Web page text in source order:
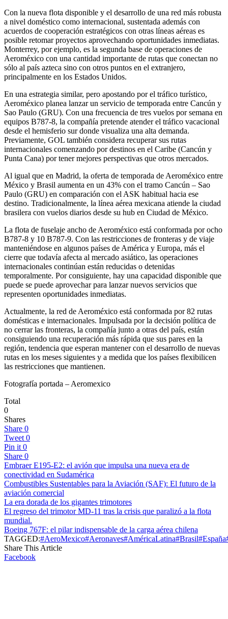
Con la nueva flota disponible y el desarrollo de una red más robusta
a nivel doméstico como internacional, sustentada además con
acuerdos de cooperación estratégicos con otras líneas aéreas es
posible retomar proyectos aprovechando oportunidades inmediatas.
Monterrey, por ejemplo, es la segunda base de operaciones de
Aeroméxico con una cantidad importante de rutas que conectan no
sólo al país azteca sino con otros puntos en el extranjero,
principalmente en los Estados Unidos.
En una estrategia similar, pero apostando por el tráfico turístico,
Aeroméxico planea lanzar un servicio de temporada entre Cancún y
Sao Paulo (GRU). Con una frecuencia de tres vuelos por semana en
equipos B787-8, la compañía pretende atender el tráfico vacacional
desde el hemisferio sur donde visualiza una alta demanda.
Previamente, GOL también considera recuperar sus rutas
internacionales comenzando por destinos en el Caribe (Cancún y
Punta Cana) por tener mejores perspectivas que otros mercados.
Al igual que en Madrid, la oferta de temporada de Aeroméxico entre
México y Brasil aumenta en un 43% con el tramo Cancún – Sao
Paulo (GRU) en comparación con el ASK habitual hacia ese
destino. Tradicionalmente, la línea aérea mexicana atiende la ciudad
brasilera con vuelos diarios desde su hub en Ciudad de México.
La flota de fuselaje ancho de Aeroméxico está conformada por ocho
B787-8 y 10 B787-9. Con las restricciones de fronteras y de viaje
manteniéndose en algunos países de América y Europa, más el
cierre que todavía afecta al mercado asiático, las operaciones
internacionales continúan están reducidas o detenidas
temporalmente. Por consiguiente, hay una capacidad disponible que
puede se puede aprovechar para lanzar nuevos servicios que
representen oportunidades inmediatas.
Actualmente, la red de Aeroméxico está conformada por 82 rutas
domésticas e internacionales. Impulsada por la decisión política de
no cerrar las fronteras, la compañía junto a otras del país, están
consiguiendo una recuperación más rápida que sus pares en la
región, tendencia que esperan mantener con el desarrollo de nuevas
rutas en los meses siguientes y a medida que los países flexibilicen
las restricciones que mantienen.
Fotografía portada – Aeromexico
Total
0
Shares
Share 0
Tweet 0
Pin it 0
Share 0
Embraer E195-E2: el avión que impulsa una nueva era de
conectividad en Sudamérica
Combustibles Sustentables para la Aviación (SAF): El futuro de la
aviación comercial
La era dorada de los gigantes trimotores
El regreso del trimotor MD-11 tras la crisis que paralizó a la flota
mundial.
Boeing 767F: el pilar indispensable de la carga aérea chilena
TAGGED:#AeroMexico#Aeronaves#AméricaLatina#Brasil#España
Share This Article
Facebook